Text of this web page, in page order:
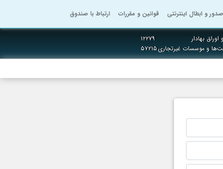
و ابطال اینترنتی قوانین و مقررات ارتباط با صندوق
بهادار
۱۲۲۷۹
و موسسات غیرتجاری۵۷۲۱۵